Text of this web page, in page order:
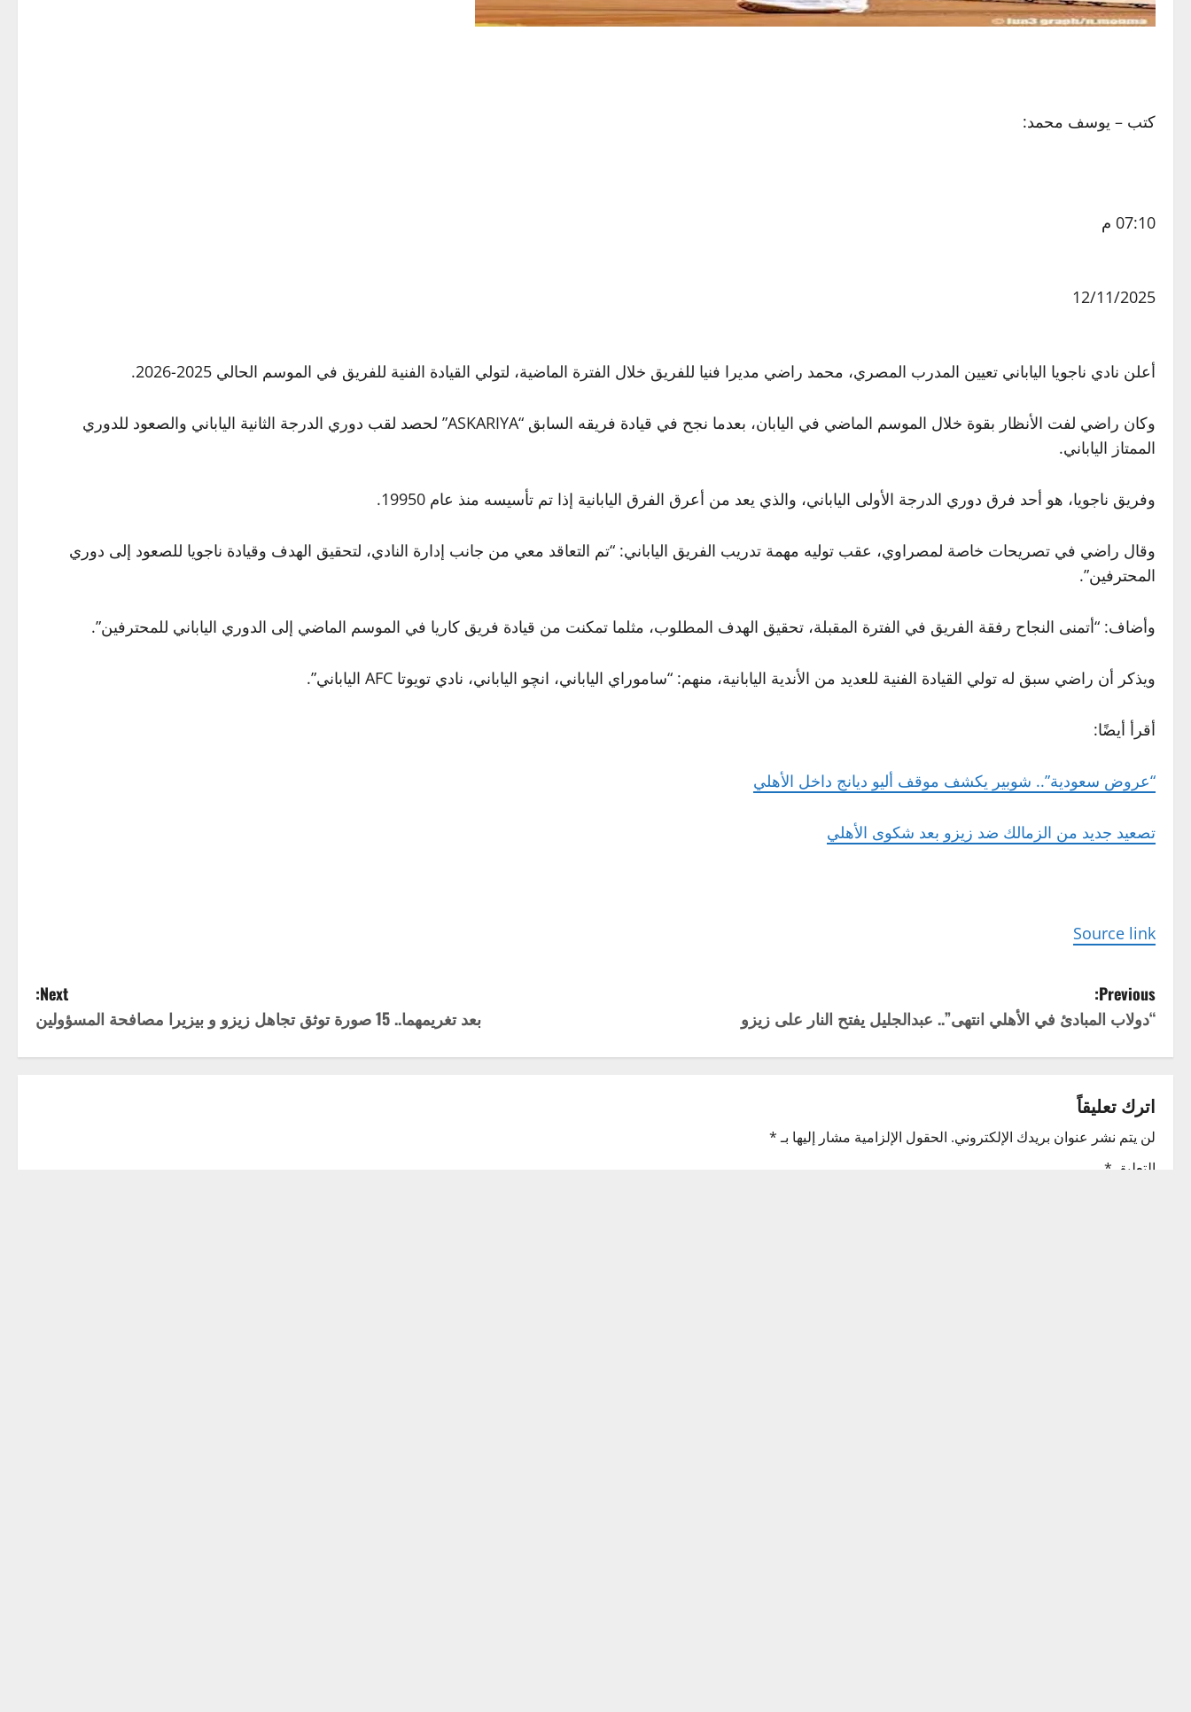
كتب – يوسف محمد:
07:10 م
12/11/2025
أعلن نادي ناجويا الياباني تعيين المدرب المصري، محمد راضي مديرا فنيا للفريق خلال الفترة الماضية، لتولي القيادة الفنية للفريق في الموسم الحالي 2025-2026.
وكان راضي لفت الأنظار بقوة خلال الموسم الماضي في اليابان، بعدما نجح في قيادة فريقه السابق “ASKARIYA” لحصد لقب دوري الدرجة الثانية الياباني والصعود للدوري
الممتاز الياباني.
وفريق ناجويا، هو أحد فرق دوري الدرجة الأولى الياباني، والذي يعد من أعرق الفرق اليابانية إذا تم تأسيسه منذ عام 19950.
وقال راضي في تصريحات خاصة لمصراوي، عقب توليه مهمة تدريب الفريق الياباني: “تم التعاقد معي من جانب إدارة النادي، لتحقيق الهدف وقيادة ناجويا للصعود إلى دوري
المحترفين”.
وأضاف: “أتمنى النجاح رفقة الفريق في الفترة المقبلة، تحقيق الهدف المطلوب، مثلما تمكنت من قيادة فريق كاريا في الموسم الماضي إلى الدوري الياباني للمحترفين”.
ويذكر أن راضي سبق له تولي القيادة الفنية للعديد من الأندية اليابانية، منهم: “ساموراي الياباني، انچو الياباني، نادي تويوتا AFC الياباني”.
أقرأ أيضًا:
“عروض سعودية”.. شوبير يكشف موقف أليو ديانج داخل الأهلي
تصعيد جديد من الزمالك ضد زيزو بعد شكوى الأهلي
Source link
P
o
s
t
n
Previous:
“دولاب المبادئ في الأهلي انتهى”.. عبدالجليل يفتح النار على زيزو
Next:
بعد تغريمهما.. 15 صورة توثق تجاهل زيزو و بيزيرا مصافحة المسؤولين
اترك تعليقاً
لن يتم نشر عنوان بريدك الإلكتروني. الحقول الإلزامية مشار إليها بـ*
التعليق *